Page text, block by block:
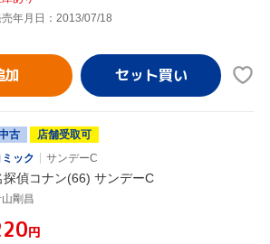
年月日：2013/07/18
加
古
店舗受取可
ミック
サンデーC
探偵コナン(66) サンデーC
剛昌
円